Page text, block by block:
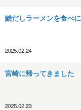
鱧だしラーメンを食べに
2025.02.24
宮崎に帰ってきました
2025.02.23